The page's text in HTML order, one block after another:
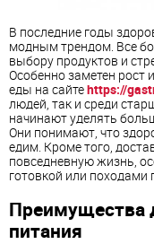
В последние годы
модным трендом. Все
выбору продуктов и
Особенно заметен рост
еды на сайтеhttps://
людей, так и среди
начинают уделять
Они понимают, что
едим. Кроме того,
повседневную жизнь,
готовкой или походами
Преимущества
питания